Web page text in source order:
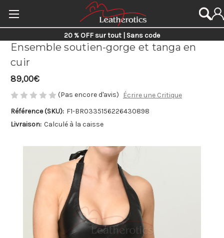
20 % OFF sur tout | Sans code
Ensemble soutien-gorge et tanga en
cuir
89,00€
(Pas encore d'avis)
Écrire une Critique
Référence (SKU): F1-BR0335156226430898
Livraison: Calculé à la caisse